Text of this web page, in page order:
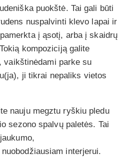
puokštė. Tai gali būti
nuspalvinti klevo lapai ir
į ąsotį, arba į skaidrų
kompoziciją galite
parke su
ji tikrai nepaliks vietos
nauju megztu ryškiu pledu
sezono spalvų paletės. Tai
interjerui.